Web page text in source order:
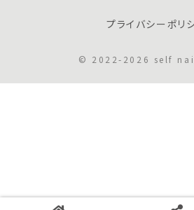
プライバシーポリ
© 2022-2026 self